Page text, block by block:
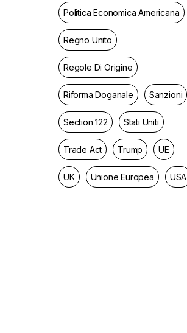
Politica Economica Americana
Regno Unito
Regole Di Origine
Riforma Doganale Sanzioni
Section 122 Stati Uniti
Trade Act Trump UE
UK Unione Europea USA